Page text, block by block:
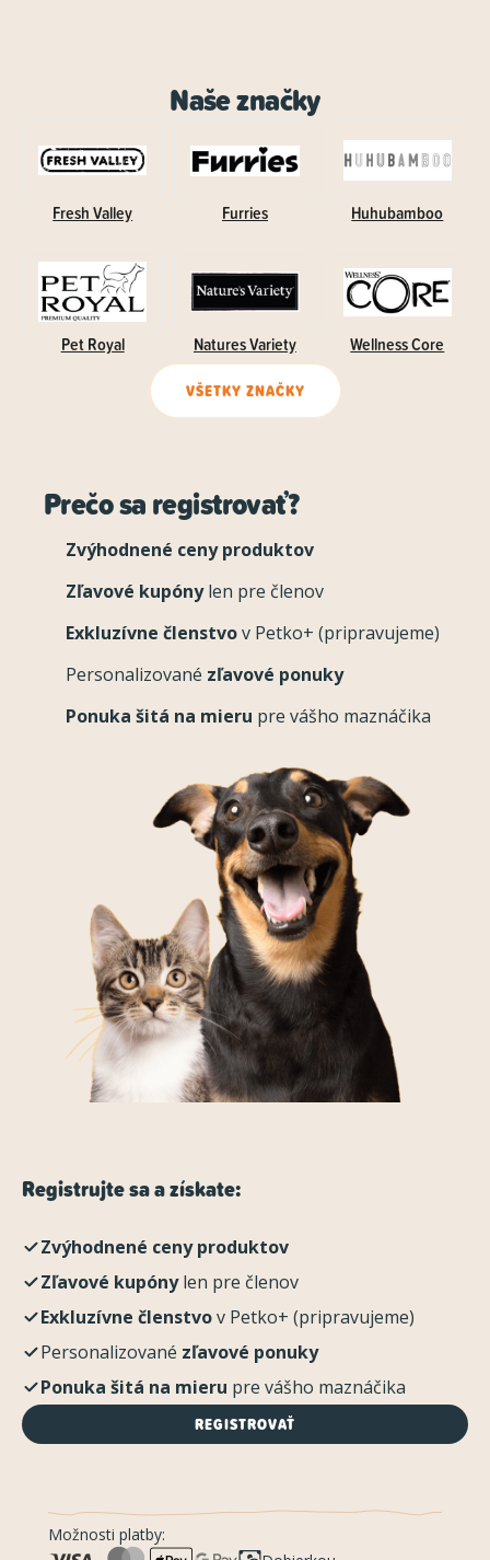
Naše značky
Fresh Valley Furries Huhubamboo
Pet Royal Natures Variety Wellness Core
VŠETKY ZNAČKY
Prečo sa registrovať?
Zvýhodnené ceny produktov
Zľavové kupónylen pre členov
Exkluzívne členstvov Petko+ (pripravujeme)
Personalizované zľavové ponuky
Ponuka šitá na mieru pre vášho maznáčika
Registrujte sa a získate:
Zvýhodnené ceny produktov
Zľavové kupónylen pre členov
Exkluzívne členstvov Petko+ (pripravujeme)
Personalizované zľavové ponuky
Ponuka šitá na mieru pre vášho maznáčika
REGISTROVAŤ
Možnosti platby: